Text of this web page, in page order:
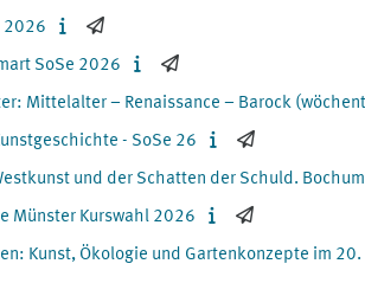
2026
SoSe 2026
Mittelalter – Renaissance – Barock
- SoSe 26
und der Schatten der Schuld.
Münster Kurswahl 2026
Kunst, Ökologie und Gartenkonzepte im